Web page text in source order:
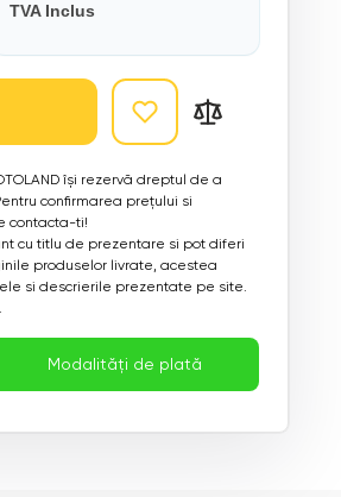
TVA Inclus
își rezervă dreptul de a
confirmarea prețului si
contacta-ti!
cu titlu de prezentare si pot diferi
produselor livrate, acestea
si descrierile prezentate pe site.
Modalități de plată